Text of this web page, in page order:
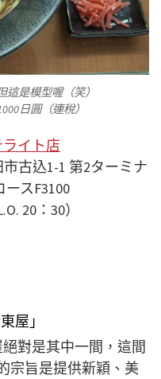
是模型喔（笑）
日圓（連稅）
イト店
古込1-1 第2ターミナ
スF3100
20：30）
屋」
對是其中一間，這間
宗旨是提供新穎、美